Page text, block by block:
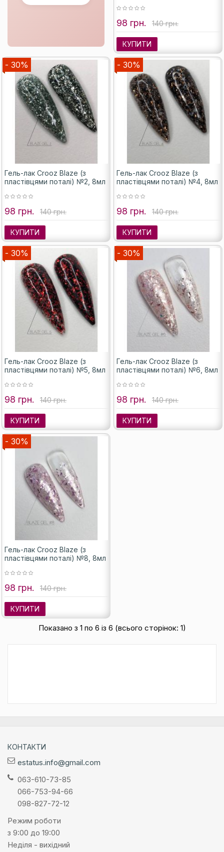
98 грн. 140 грн.
КУПИТИ
- 30%
Гель-лак Crooz Blaze (з
пластівцями поталі) №2, 8мл
98 грн. 140 грн.
КУПИТИ
- 30%
Гель-лак Crooz Blaze (з
пластівцями поталі) №4, 8мл
98 грн. 140 грн.
КУПИТИ
- 30%
Гель-лак Crooz Blaze (з
пластівцями поталі) №5, 8мл
98 грн. 140 грн.
КУПИТИ
- 30%
Гель-лак Crooz Blaze (з
пластівцями поталі) №6, 8мл
98 грн. 140 грн.
КУПИТИ
- 30%
Гель-лак Crooz Blaze (з
пластівцями поталі) №8, 8мл
98 грн. 140 грн.
КУПИТИ
Показано з 1 по 6 із 6 (всього сторінок: 1)
КОНТАКТИ
estatus.info@gmail.com
063-610-73-85
066-753-94-66
098-827-72-12
Режим роботи
з 9:00 до 19:00
Неділя - вихідний